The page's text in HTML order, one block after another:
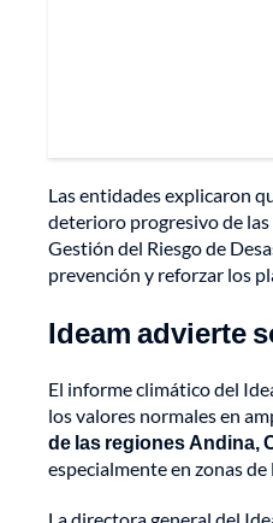
Las entidades explicaron
deterioro progresivo de
Gestión del Riesgo de
prevención y reforzar los
Ideam advierte
El informe climático del
los valores normales en
de las regiones Andina,
especialmente en zonas